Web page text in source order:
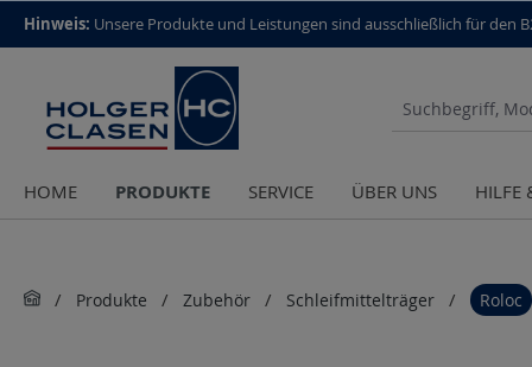
top scroll helper
Hinweis: Unsere Produkte und Leistungen sind aus­schließlich für den
HOME PRODUKTE SERVICE ÜBER UNS HILFE
Produkte Zubehör Schleifmittelträger Roloc